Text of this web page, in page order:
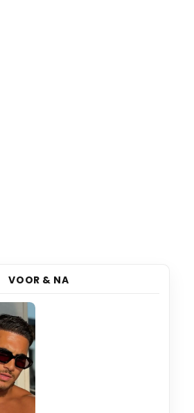
VOOR & NA